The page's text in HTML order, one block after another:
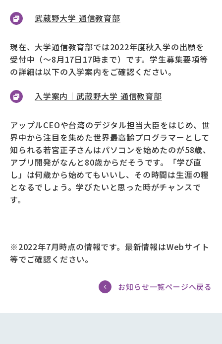
武蔵野大学 通信教育部
現在、大学通信教育部では2022年度秋入学の出願を
受付中（～8月17日17時まで）です。学生募集要項等
の詳細は以下の入学案内をご確認ください。
入学案内｜武蔵野大学 通信教育部
アップルCEOや台湾のデジタル担当大臣をはじめ、世
界中から注目を集めた世界最高齢プログラマーとして
知られる若宮正子さんはパソコンを始めたのが58歳、
アプリ開発がなんと80歳からだそうです。「学び直
し」は何歳から始めてもいいし、その時間は生涯の糧
となるでしょう。学びたいと思った時がチャンスで
す。
※2022年7月時点の情報です。最新情報はWebサイト
等でご確認ください。
お知らせ一覧ページへ戻る